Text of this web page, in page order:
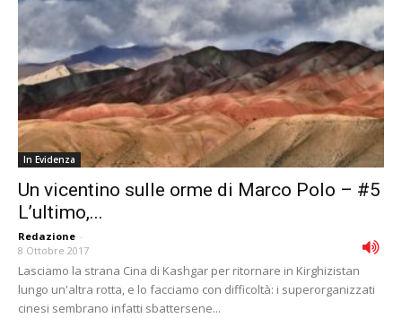
In Evidenza
Un vicentino sulle orme di Marco Polo – #5
L’ultimo,...
Redazione -
8 Ottobre 2017
Lasciamo la strana Cina di Kashgar per ritornare in Kirghizistan
lungo un'altra rotta, e lo facciamo con difficoltà: i superorganizzati
cinesi sembrano infatti sbattersene...